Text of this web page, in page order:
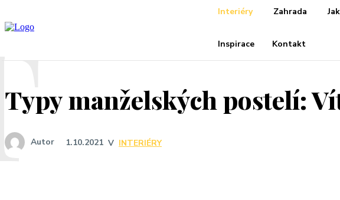
Interiéry Zahrada
Inspirace Kontakt
Typy manželských postelí:
Autor 1.10.2021 V INTERIÉRY